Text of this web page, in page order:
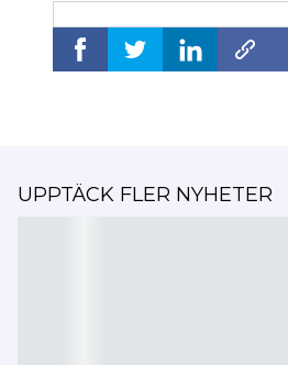
UPPTÄCK FLER NYHETER